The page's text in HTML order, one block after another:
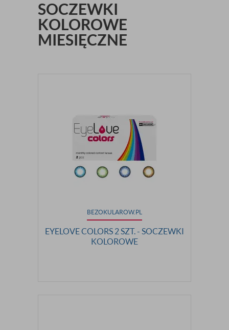
SOCZEWKI
KOLOROWE
MIESIĘCZNE
BEZOKULAROW.PL
EYELOVE COLORS 2 SZT. - SOCZEWKI
KOLOROWE